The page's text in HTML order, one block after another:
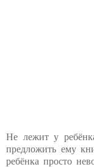
Не лежит у
предложить ему
ребёнка просто